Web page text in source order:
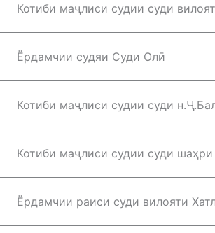
Котиби маҷлиси судии суди
Ёрдамчии судяи Суди Олӣ
Котиби маҷлиси судии суди
Котиби маҷлиси судии суди
Ёрдамчии раиси суди вилояти